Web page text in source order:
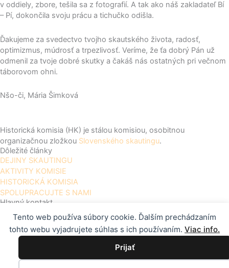
Tento web používa súbory cookie. Ďalším prechádzaním
tohto webu vyjadrujete súhlas s ich používaním. Viac info.
Prijať
v oddiely, zbore, tešila sa z fotografií. A tak ako náš zakladateľ Bí
– Pí, dokončila svoju prácu a tichučko odišla.
Ďakujeme za svedectvo tvojho skautského života, radosť,
optimizmus, múdrosť a trpezlivosť. Veríme, že ťa dobrý Pán už
odmenil za tvoje dobré skutky a čakáš nás ostatných pri večnom
táborovom ohni.
Nšo-či, Mária Šimková
Historická komisia (HK) je stálou komisiou, osobitnou
organizačnou zložkou Slovenského skautingu.
Dôležité články
DEJINY SKAUTINGU
AKTIVITY KOMISIE
HISTORICKÁ KOMISIA
SPOLUPRACUJTE S NAMI
Hlavný kontakt
HISTORICKÁ KOMISIA SLSK
JOZEF MIKLOŠ
VLADIMÍRA CLEMENTISA 16
0907 953 801